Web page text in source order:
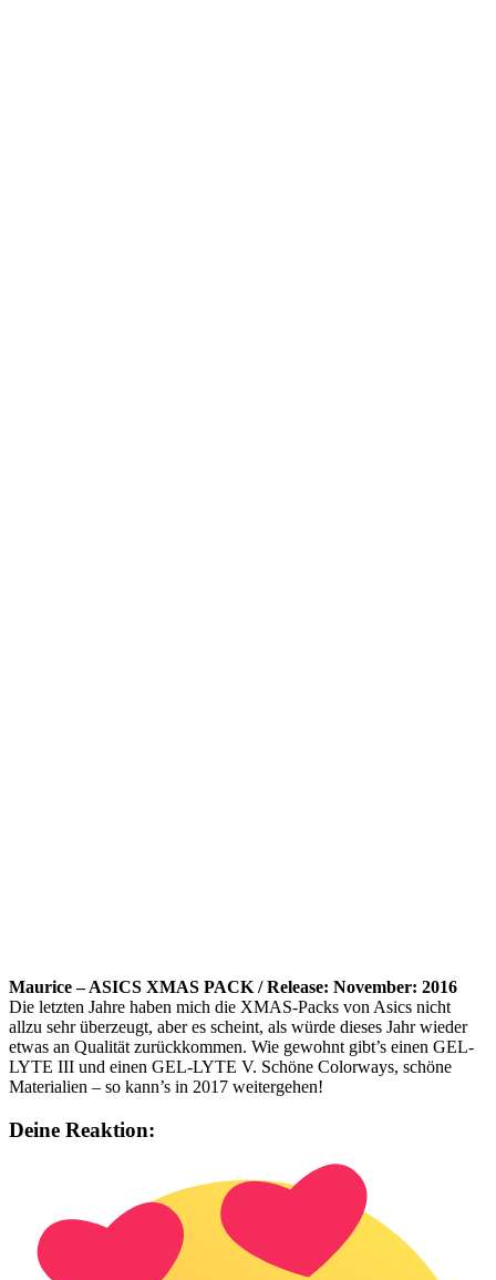
Maurice – ASICS XMAS PACK / Release: November: 2016
Die letzten Jahre haben mich die XMAS-Packs von Asics nicht
allzu sehr überzeugt, aber es scheint, als würde dieses Jahr wieder
etwas an Qualität zurückkommen. Wie gewohnt gibt’s einen GEL-
LYTE III und einen GEL-LYTE V. Schöne Colorways, schöne
Materialien – so kann’s in 2017 weitergehen!
Deine Reaktion: